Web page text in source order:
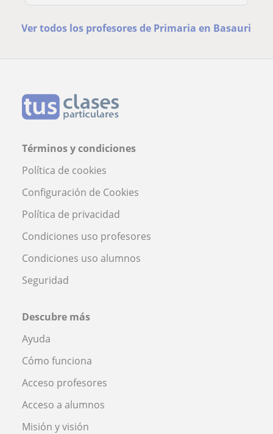
Ver todos los profesores de Primaria en Basauri
Términos y condiciones
Política de cookies
Configuración de Cookies
Política de privacidad
Condiciones uso profesores
Condiciones uso alumnos
Seguridad
Descubre más
Ayuda
Cómo funciona
Acceso profesores
Acceso a alumnos
Misión y visión